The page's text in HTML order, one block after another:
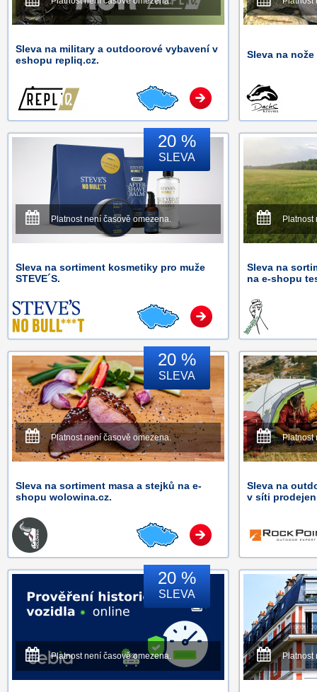
Sleva na military a outdoorové vybavení v
eshopu repliq.cz.
Sleva na
20 %
SLEVA
Platnost není časově omezena.
Sleva na sortiment kosmetiky pro muže
STEVE´S.
Platnost
Sleva na
na e-shopu
20 %
SLEVA
Platnost není časově omezena.
Sleva na sortiment masa a stejků na e-
shopu wolowina.cz.
Platnost
Sleva na
v síti
20 %
SLEVA
Platnost není časově omezena. Platnost